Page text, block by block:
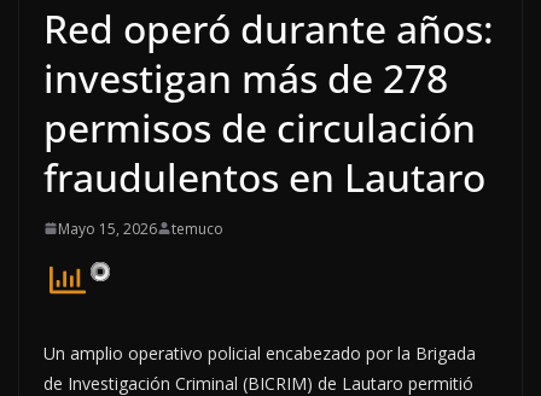
Red operó durante años:
investigan más de 278
permisos de circulación
fraudulentos en Lautaro
Mayo 15, 2026 temuco
Un amplio operativo policial encabezado por la Brigada
de Investigación Criminal (BICRIM) de Lautaro permitió